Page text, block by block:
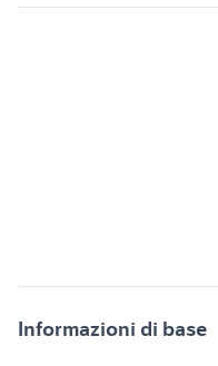
Informazioni di base